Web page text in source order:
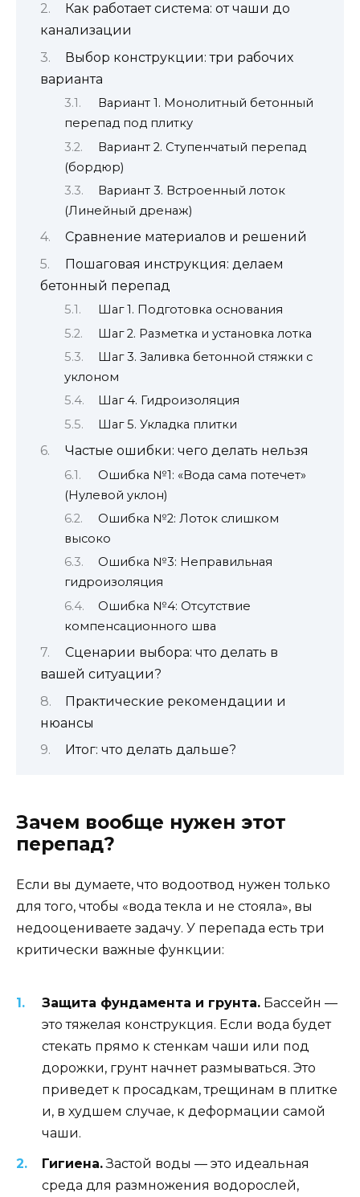
Как работает система: от чаши до
канализации
Выбор конструкции: три рабочих
варианта
Вариант 1. Монолитный бетонный
перепад под плитку
Вариант 2. Ступенчатый перепад
(бордюр)
Вариант 3. Встроенный лоток
(Линейный дренаж)
Сравнение материалов и решений
Пошаговая инструкция: делаем
бетонный перепад
Шаг 1. Подготовка основания
Шаг 2. Разметка и установка лотка
Шаг 3. Заливка бетонной стяжки с
уклоном
Шаг 4. Гидроизоляция
Шаг 5. Укладка плитки
Частые ошибки: чего делать нельзя
Ошибка №1: «Вода сама потечет»
(Нулевой уклон)
Ошибка №2: Лоток слишком
высоко
Ошибка №3: Неправильная
гидроизоляция
Ошибка №4: Отсутствие
компенсационного шва
Сценарии выбора: что делать в
вашей ситуации?
Практические рекомендации и
нюансы
Итог: что делать дальше?
Зачем вообще нужен этот
перепад?
Если вы думаете, что водоотвод нужен только
для того, чтобы «вода текла и не стояла», вы
недооцениваете задачу. У перепада есть три
критически важные функции:
Защита фундамента и грунта. Бассейн —
это тяжелая конструкция. Если вода будет
стекать прямо к стенкам чаши или под
дорожки, грунт начнет размываться. Это
приведет к просадкам, трещинам в плитке
и, в худшем случае, к деформации самой
чаши.
Гигиена.Застой воды — это идеальная
среда для размножения водорослей,